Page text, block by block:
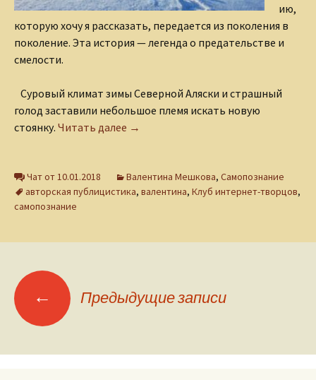
ию,
которую хочу я рассказать, передается из поколения в
поколение. Эта история — легенда о предательстве и
смелости.
Суровый климат зимы Северной Аляски и страшный
голод заставили небольшое племя искать новую
стоянку. Читать далее Две извилины судьбы, или Как
→
Чат от 10.01.2018 Валентина Мешкова, Самопознание
авторская публицистика, валентина, Клуб интернет-творцов,
самопознание
Навигация
по
← Предыдущие записи